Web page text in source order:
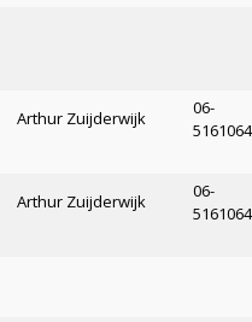
Arthur Zuijderwijk
06-
Arthur Zuijderwijk
06-